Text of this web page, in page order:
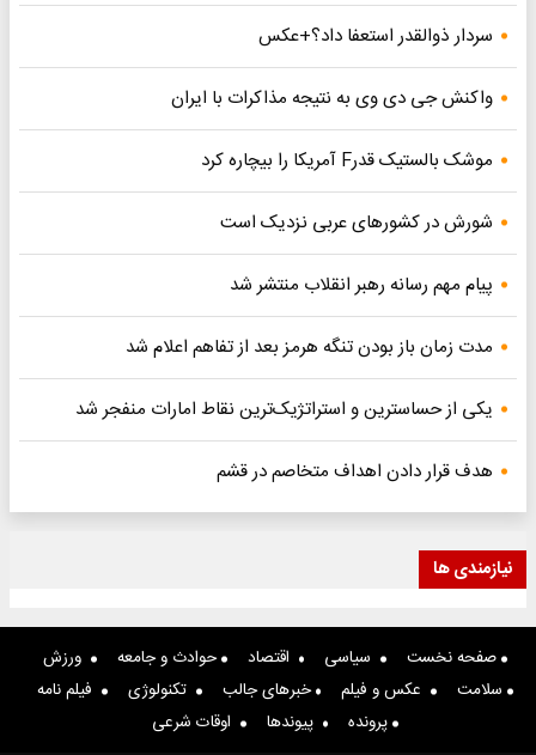
سردار ذوالقدر استعفا داد؟+عکس
واکنش جی دی وی به نتیجه مذاکرات با ایران
موشک بالستیک قدرF آمریکا را بیچاره کرد
شورش در کشورهای عربی نزدیک است
پیام مهم رسانه رهبر انقلاب منتشر شد
مدت زمان باز بودن تنگه هرمز بعد از تفاهم اعلام شد
یکی از حساسترین و استراتژیک‌ترین نقاط امارات منفجر شد
هدف قرار دادن اهداف متخاصم در قشم
نیازمندی ها
صفحه نخست سیاسی اقتصاد حوادث و جامعه
ورزش
سلامت
عکس و فیلم خبرهای جالب تکنولوژی
فیلم نامه
پرونده
پیوندها اوقات شرعی